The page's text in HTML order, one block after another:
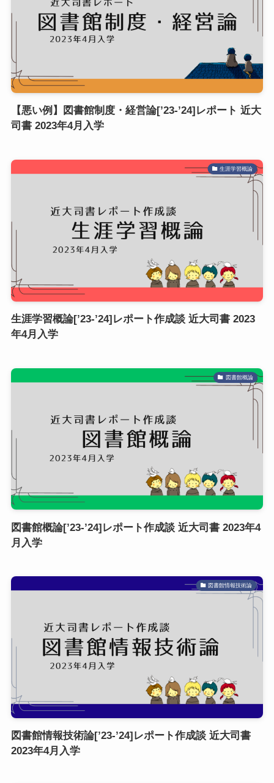
【悪い例】図書館制度・経営論[’23-’24]レポート 近大
司書 2023年4月入学
生涯学習概論
生涯学習概論[’23-’24]レポート作成談 近大司書 2023
年4月入学
図書館概論
図書館概論[’23-’24]レポート作成談 近大司書 2023年4
月入学
図書館情報技術論
図書館情報技術論[’23-’24]レポート作成談 近大司書
2023年4月入学